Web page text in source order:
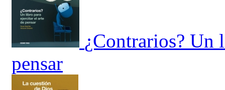
¿Contrarios? Un
pensar